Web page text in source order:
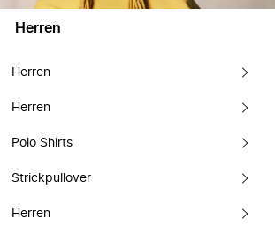
Herren
Herren
Herren
Polo Shirts
Strickpullover
Herren